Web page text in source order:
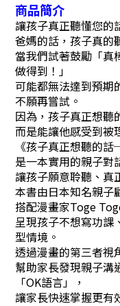
商品簡介
讓孩子真正聽懂您的
爸媽的話，孩子真的
當我們試著鼓勵「真
做得到！」
可能都無法達到預期
不願再嘗試。
因為，孩子真正想聽
而是能讓他感受到被
《孩子真正想聽的
是一本實用的親子對
讓孩子願意聆聽、真
本書由日本知名親子
搭配漫畫家Toge
呈現孩子不想寫功課
型情境。
透過漫畫的第三者視
幫助家長發現親子溝
「OK語言」，
讓家長快速掌握更有